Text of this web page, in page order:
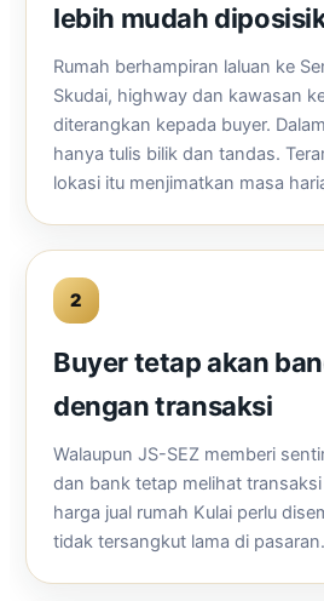
lebih mudah
Rumah berhampiran laluan ke
Skudai, highway dan kawasan
diterangkan kepada buyer.
hanya tulis bilik dan tandas.
lokasi itu menjimatkan masa
2
Buyer tetap akan
dengan transaksi
Walaupun JS-SEZ memberi
dan bank tetap melihat
harga jual rumah Kulai perlu
tidak tersangkut lama di pasaran.